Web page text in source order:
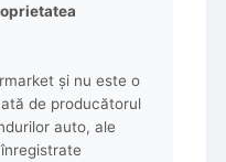
și nu este o
de producătorul
auto, ale